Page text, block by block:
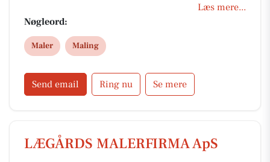
professionel rådgivning af malermesterenLæs mere...
Nøgleord:
Maler Maling
Send email Ring nu Se mere
LÆGÅRDS MALERFIRMA ApS